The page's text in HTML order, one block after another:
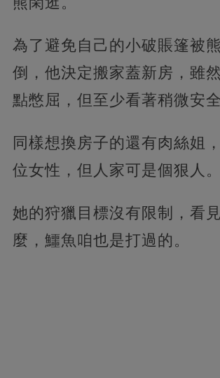
為了避免自己的小破賬篷被
倒，他決定搬家蓋新房，雖
點憋屈，但至少看著稍微安全
同樣想換房子的還有肉絲姐
位女性，但人家可是個狠人。
她的狩獵目標沒有限制，看
麼，鱷魚咱也是打過的。